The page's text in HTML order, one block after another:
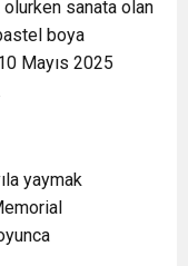
olurken sanata olan
boya
Mayıs 2025
yaymak